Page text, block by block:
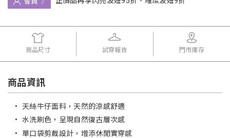
商品尺寸 試穿報告 門市庫存
商品資訊
• 天絲牛仔面料，天然的涼感舒適
• 水洗刷色，呈現自然復古層次感
• 單口袋剪裁設計，增添休閒實穿感